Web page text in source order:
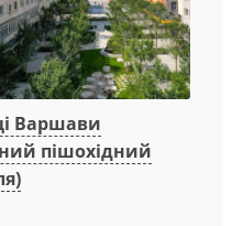
Варшави
пішохідний